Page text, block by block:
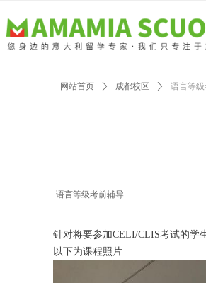
网站首页 ꄲ 成都校区 ꄲ 语言等
针对将要参加CELI/CLIS考试的学
以下为课程照片
语言等级考前辅导